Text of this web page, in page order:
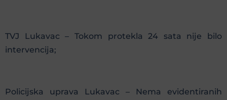
TVJ Lukavac – Tokom protekla 24 sata nije bilo
intervencija;
Policijska uprava Lukavac – Nema evidentiranih